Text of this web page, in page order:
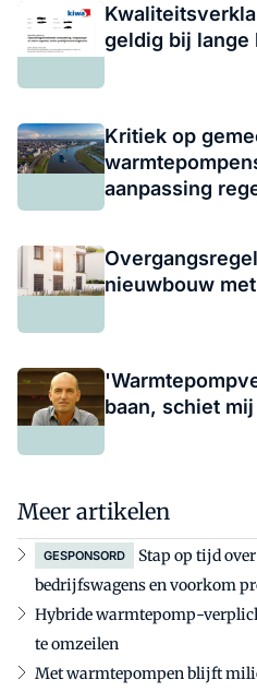
geldig bij
Kritiek op
aanpassing
nieuwbouw
baan, schiet
Meer artikelen
GESPONSORD
Stap op tijd
bedrijfswagens en voorkom
Hybride warmtepomp-
te omzeilen
Met warmtepompen blijft